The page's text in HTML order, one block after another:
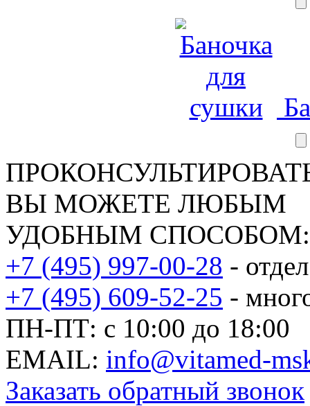
ВЫ МОЖЕТЕ ЛЮБЫМ
УДОБНЫМ СПОСОБОМ:
+7 (495) 997-00-28 -
+7 (495) 609-52-25 -
ПН-ПТ: с 10:00 до 18:00
EMAIL: info@vitamed-
Заказать обратный звонок